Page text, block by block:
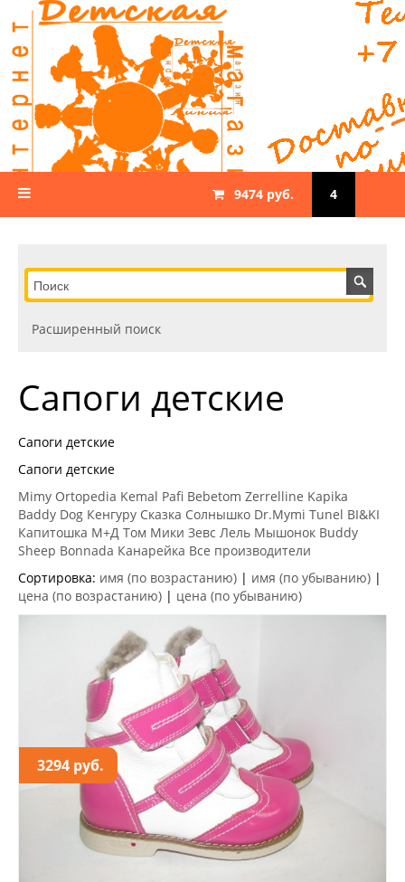
4
9474 руб.
Расширенный поиск
Сапоги детские
Сапоги детские
Сапоги детские
Mimy Ortopedia Kemal Pafi Bebetom Zerrelline Kapika
Baddy Dog Кенгуру Сказка Солнышко Dr.Mymi Tunel BI&KI
Капитошка М+Д Том Мики Зевс Лель Мышонок Buddy
Sheep Bonnada Канарейка Все производители
Сортировка: имя (по возрастанию) | имя (по убыванию) |
цена (по возрастанию) | цена (по убыванию)
3294 руб.